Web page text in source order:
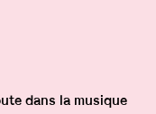
dans la musique